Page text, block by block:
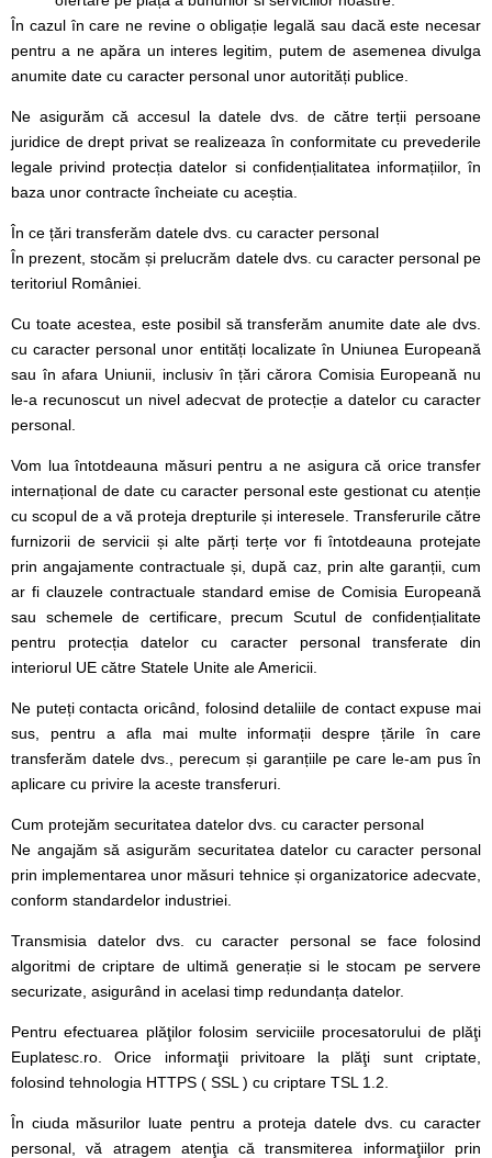
În cazul în care ne revine o obligație legală sau dacă este necesar
pentru a ne apăra un interes legitim, putem de asemenea divulga
anumite date cu caracter personal unor autorități publice.
Ne asigurăm că accesul la datele dvs. de către terții persoane
juridice de drept privat se realizeaza în conformitate cu prevederile
legale privind protecția datelor si confidențialitatea informațiilor, în
baza unor contracte încheiate cu aceștia.
În ce țări transferăm datele dvs. cu caracter personal
În prezent, stocăm și prelucrăm datele dvs. cu caracter personal pe
teritoriul României.
Cu toate acestea, este posibil să transferăm anumite date ale dvs.
cu caracter personal unor entități localizate în Uniunea Europeană
sau în afara Uniunii, inclusiv în țări cărora Comisia Europeană nu
le-a recunoscut un nivel adecvat de protecție a datelor cu caracter
personal.
Vom lua întotdeauna măsuri pentru a ne asigura că orice transfer
internațional de date cu caracter personal este gestionat cu atenție
cu scopul de a vă proteja drepturile și interesele. Transferurile către
furnizorii de servicii și alte părți terțe vor fi întotdeauna protejate
prin angajamente contractuale și, după caz, prin alte garanții, cum
ar fi clauzele contractuale standard emise de Comisia Europeană
sau schemele de certificare, precum Scutul de confidențialitate
pentru protecția datelor cu caracter personal transferate din
interiorul UE către Statele Unite ale Americii.
Ne puteți contacta oricând, folosind detaliile de contact expuse mai
sus, pentru a afla mai multe informații despre țările în care
transferăm datele dvs., perecum și garanțiile pe care le-am pus în
aplicare cu privire la aceste transferuri.
Cum protejăm securitatea datelor dvs. cu caracter personal
Ne angajăm să asigurăm securitatea datelor cu caracter personal
prin implementarea unor măsuri tehnice și organizatorice adecvate,
conform standardelor industriei.
Transmisia datelor dvs. cu caracter personal se face folosind
algoritmi de criptare de ultimă generație si le stocam pe servere
securizate, asigurând in acelasi timp redundanța datelor.
Pentru efectuarea plăţilor folosim serviciile procesatorului de plăţi
Euplatesc.ro. Orice informaţii privitoare la plăţi sunt criptate,
folosind tehnologia HTTPS ( SSL ) cu criptare TSL 1.2.
În ciuda măsurilor luate pentru a proteja datele dvs. cu caracter
personal, vă atragem atenţia că transmiterea informaţiilor prin